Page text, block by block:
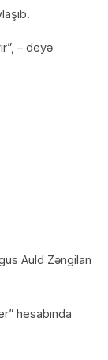
– deyə
Auld Zəngilan
hesabında